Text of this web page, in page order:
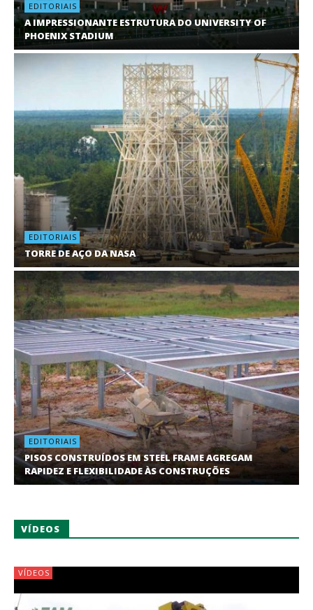
EDITORIAIS
A IMPRESSIONANTE ESTRUTURA DO UNIVERSITY OF
PHOENIX STADIUM
EDITORIAIS
TORRE DE AÇO DA NASA
EDITORIAIS
PISOS CONSTRUÍDOS EM STEEL FRAME AGREGAM
RAPIDEZ E FLEXIBILIDADE ÀS CONSTRUÇÕES
VÍDEOS
VÍDEOS